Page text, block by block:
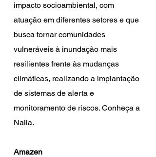
impacto socioambiental, com
atuação em diferentes setores e que
busca tornar comunidades
vulneráveis à inundação mais
resilientes frente às mudanças
climáticas, realizando a implantação
de sistemas de alerta e
monitoramento de riscos. Conheça a
Naila.
Amazen